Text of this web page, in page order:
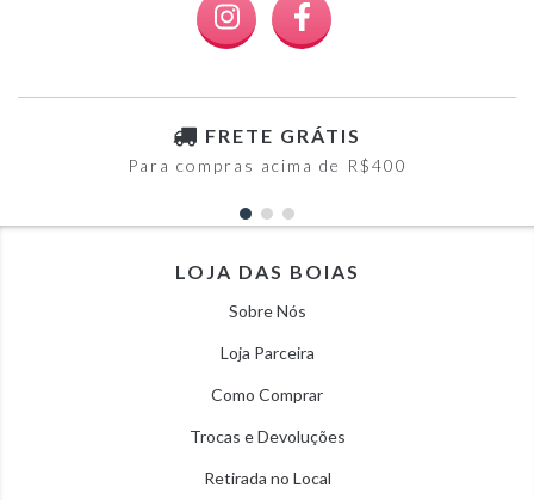
FRETE GRÁTIS
Para compras acima de R$400
LOJA DAS BOIAS
Sobre Nós
Loja Parceira
Como Comprar
Trocas e Devoluções
Retirada no Local